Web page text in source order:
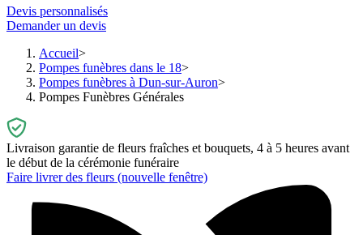
Devis personnalisés
Demander un devis
Accueil
Pompes funèbres dans le 18
Pompes funèbres à Dun-sur-Auron
Pompes Funèbres Générales
Livraison garantie de fleurs fraîches et bouquets, 4 à 5 heures avant
le début de la cérémonie funéraire
Faire livrer des fleurs (nouvelle fenêtre)